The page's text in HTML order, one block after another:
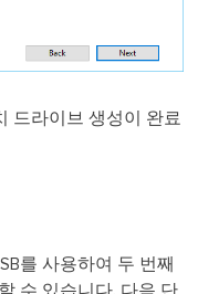
드라이브 생성이 완료
를 사용하여 두 번째